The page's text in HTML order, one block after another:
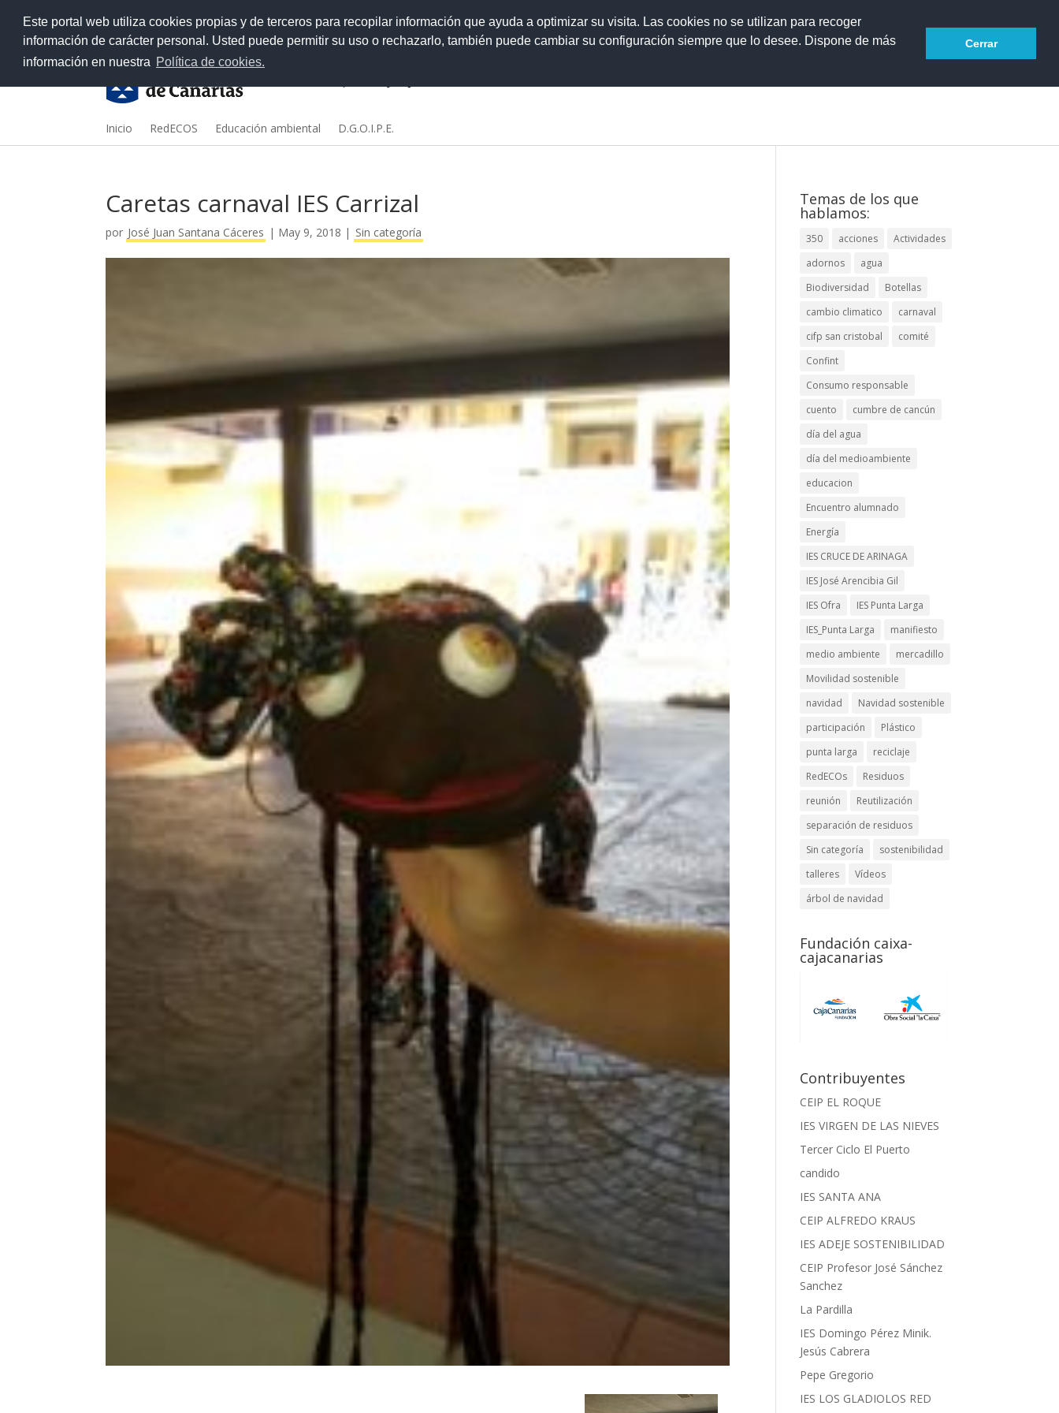
Este portal web utiliza cookies propias y de terceros para recopilar información que ayuda a optimizar su visita. Las cookies no se utilizan para recoger
información de carácter personal. Usted puede permitir su uso o rechazarlo, también puede cambiar su configuración siempre que lo desee. Dispone de más
información en nuestra Política de cookies.
Cerrar
Inicio RedECOS Educación ambiental D.G.O.I.P.E.
Caretas carnaval IES Carrizal
por José Juan Santana Cáceres | May 9, 2018 | Sin categoría
Temas de los que
hablamos:
350 acciones
Actividades
adornos
agua
Biodiversidad
Botellas
cambio climatico
carnaval
cifp san cristobal
comité
Confint
Consumo responsable
cuento
cumbre de cancún
día del agua
día del medioambiente
educacion
Encuentro alumnado
Energía
IES CRUCE DE ARINAGA
IES José Arencibia Gil
IES Ofra
IES Punta Larga
IES_Punta Larga
manifiesto
medio ambiente
mercadillo
Movilidad sostenible
navidad
Navidad sostenible
participación
Plástico
punta larga
reciclaje
RedECOs
Residuos
reunión
Reutilización
separación de residuos
Sin categoría
sostenibilidad
talleres
Vídeos
árbol de navidad
Fundación caixa-
cajacanarias
Contribuyentes
CEIP EL ROQUE
IES VIRGEN DE LAS NIEVES
Tercer Ciclo El Puerto
candido
IES SANTA ANA
CEIP ALFREDO KRAUS
IES ADEJE SOSTENIBILIDAD
CEIP Profesor José Sánchez
Sanchez
La Pardilla
IES Domingo Pérez Minik.
Jesús Cabrera
Pepe Gregorio
IES LOS GLADIOLOS RED